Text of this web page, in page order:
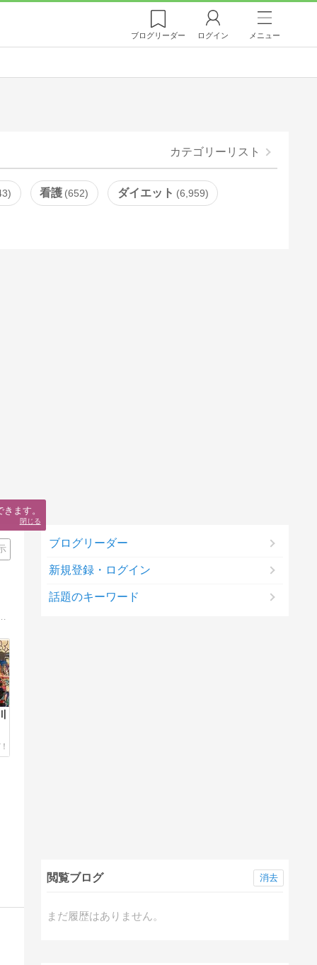
ブログリーダー ログイン メニュー
カテゴリーリスト
看護 652 ダイエット 6,959
ブログリーダー
新規登録・ログイン
話題のキーワード
閲覧ブログ
まだ履歴はありません。
消去
ます。
閉じる